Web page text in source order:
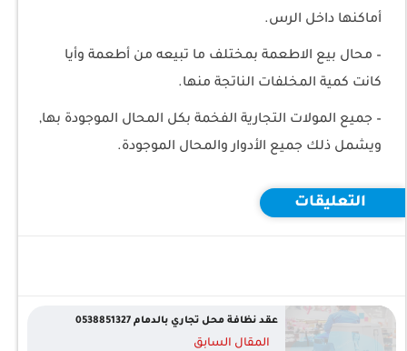
أماكنها داخل الرس.
– محال بيع الاطعمة بمختلف ما تبيعه من أطعمة وأيا
كانت كمية المخلفات الناتجة منها.
– جميع المولات التجارية الفخمة بكل المحال الموجودة بها,
ويشمل ذلك جميع الأدوار والمحال الموجودة.
التعليقات
عقد نظافة محل تجاري بالدمام 0538851327
المقال السابق